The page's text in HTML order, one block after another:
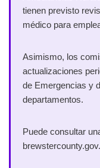
tienen previsto
médico para
Asimismo, los
actualizaciones
de Emergencias y
departamentos.
Puede consultar
brewstercounty.gov.